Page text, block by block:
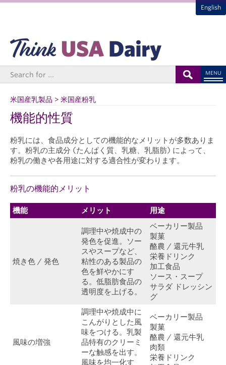
English
MENU
米国産乳製品 > 米国産粉乳
機能的性質
粉乳には、食品成分としての機能的なメリットが多数ありま
す。粉乳の主成分 (たんぱく質、乳糖、乳脂肪) によって、
粉乳の働きや各用途に対する適合性が変わります。
粉乳の機能的メリット
機能 メリット 用途
焼き色 / 発色
調理中や焼成中の
発色を促進。ソー
スやスープなど、
粘性のある製品の
色を鮮やかにす
る。低脂肪食品の
透明度を上げる。
ベーカリー製品
製菓
酪農 / 還元牛乳
栄養ドリンク
加工食品
ソース・スープ
サラダ ドレッシン
グ
風味の増強
調理中や焼成中に
こんがりとした風
味をつける。乳製
品特有のクリーミ
ーな触感を出す。
風味を均一化す
ベーカリー製品
製菓
酪農 / 還元牛乳
肉類
栄養ドリンク